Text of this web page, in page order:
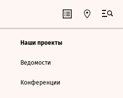
Наши проекты
Ведомости
Конференции